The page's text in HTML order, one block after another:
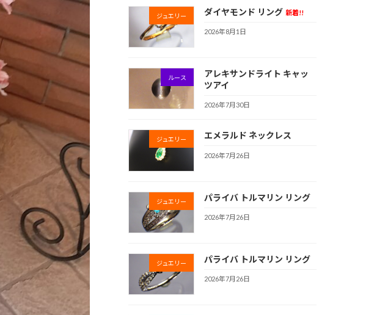
ジュエリー ダイヤモンド リング 新着!!
2026年8月1日
ルース
アレキサンドライト キャッ
ツアイ
2026年7月30日
ジュエリー エメラルド ネックレス
2026年7月26日
ジュエリー パライバ トルマリン リング
2026年7月26日
ジュエリー パライバ トルマリン リング
2026年7月26日